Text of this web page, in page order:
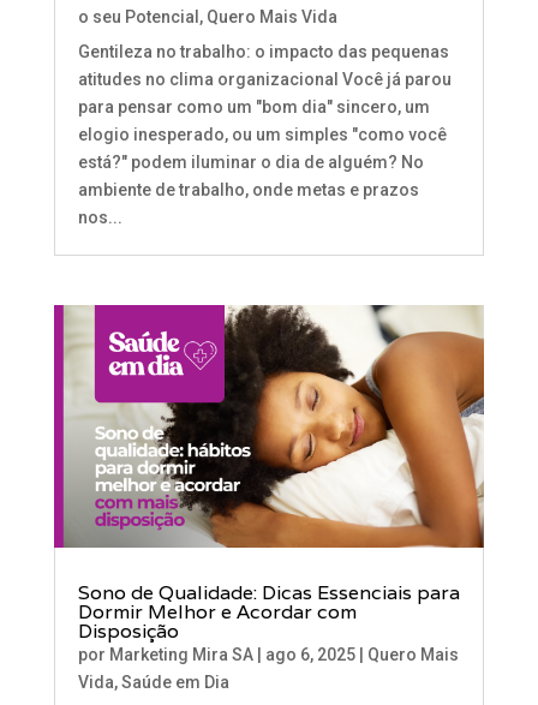
o seu Potencial , Quero Mais Vida
Gentileza no trabalho: o impacto das pequenas
atitudes no clima organizacional Você já parou
para pensar como um "bom dia" sincero, um
elogio inesperado, ou um simples "como você
está?" podem iluminar o dia de alguém? No
ambiente de trabalho, onde metas e prazos
nos...
Sono de Qualidade: Dicas Essenciais para
Dormir Melhor e Acordar com
Disposição
por Marketing Mira SA| ago 6, 2025| Quero Mais
Vida,Saúde em Dia